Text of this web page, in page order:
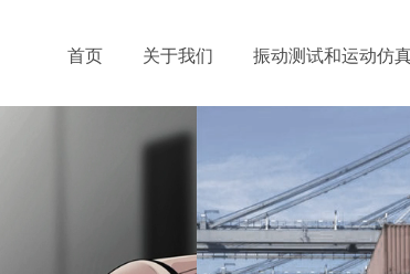
首页 关于我们 振动测试和运动仿